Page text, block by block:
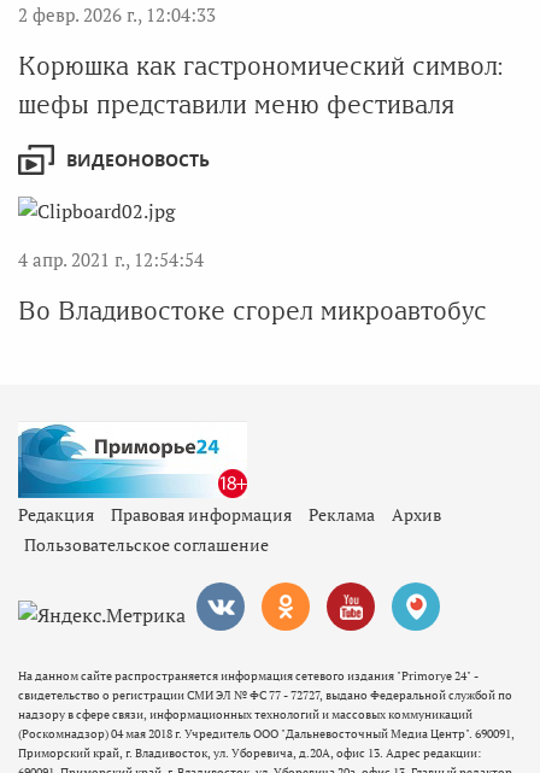
2 февр. 2026 г., 12:04:33
Корюшка как гастрономический символ:
шефы представили меню фестиваля
ВИДЕОНОВОСТЬ
4 апр. 2021 г., 12:54:54
Во Владивостоке сгорел микроавтобус
Редакция Правовая информация Реклама
Архив
Пользовательское соглашение
На данном сайте распространяется информация сетевого издания "Primorye 24" -
свидетельство о регистрации СМИ ЭЛ № ФС 77 - 72727, выдано Федеральной службой по
надзору в сфере связи, информационных технологий и массовых коммуникаций
(Роскомнадзор) 04 мая 2018 г. Учредитель ООО "Дальневосточный Медиа Центр". 690091,
Приморский край, г. Владивосток, ул. Уборевича, д.20А, офис 13. Адрес редакции: